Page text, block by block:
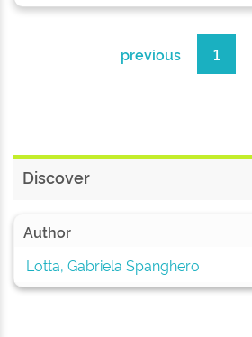
previous 1
Discover
Author
Lotta, Gabriela Spanghero